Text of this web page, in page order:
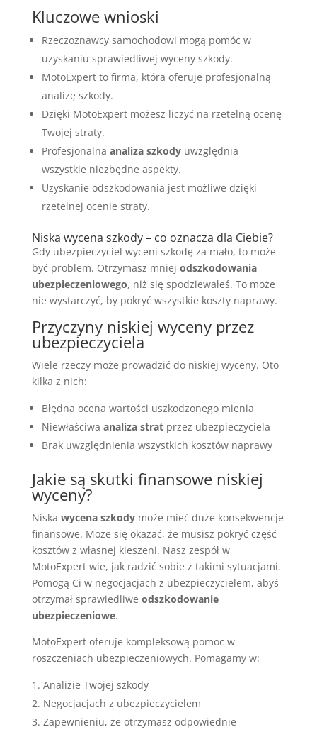
Kluczowe wnioski
Rzeczoznawcy samochodowi mogą pomóc w
uzyskaniu sprawiedliwej wyceny szkody.
MotoExpert to firma, która oferuje profesjonalną
analizę szkody.
Dzięki MotoExpert możesz liczyć na rzetelną ocenę
Twojej straty.
Profesjonalna analiza szkodyuwzględnia
wszystkie niezbędne aspekty.
Uzyskanie odszkodowania jest możliwe dzięki
rzetelnej ocenie straty.
Niska wycena szkody – co oznacza dla Ciebie?
Gdy ubezpieczyciel wyceni szkodę za mało, to może
być problem. Otrzymasz mniej odszkodowania
ubezpieczeniowego, niż się spodziewałeś. To może
nie wystarczyć, by pokryć wszystkie koszty naprawy.
Przyczyny niskiej wyceny przez
ubezpieczyciela
Wiele rzeczy może prowadzić do niskiej wyceny. Oto
kilka z nich:
Błędna ocena wartości uszkodzonego mienia
Niewłaściwa analiza stratprzez ubezpieczyciela
Brak uwzględnienia wszystkich kosztów naprawy
Jakie są skutki finansowe niskiej
wyceny?
Niska wycena szkodymoże mieć duże konsekwencje
finansowe. Może się okazać, że musisz pokryć część
kosztów z własnej kieszeni. Nasz zespół w
MotoExpert wie, jak radzić sobie z takimi sytuacjami.
Pomogą Ci w negocjacjach z ubezpieczycielem, abyś
otrzymał sprawiedliwe odszkodowanie
ubezpieczeniowe.
MotoExpert oferuje kompleksową pomoc w
roszczeniach ubezpieczeniowych. Pomagamy w:
Analizie Twojej szkody
Negocjacjach z ubezpieczycielem
Zapewnieniu, że otrzymasz odpowiednie